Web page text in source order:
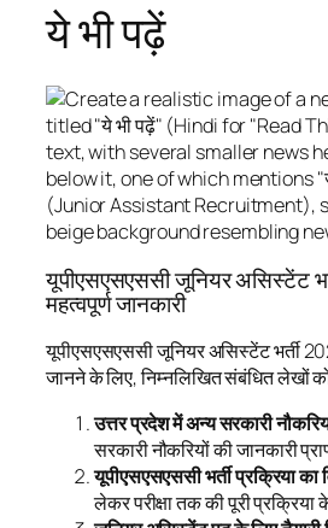
ये भी पढ़ें
यूपीएसएसएससी जूनियर असिस्टेंट
महत्वपूर्ण जानकारी
यूपीएसएसएससी जूनियर असिस्टेंट भर्ती
जानने के लिए, निम्नलिखित संबंधित लेखों
उत्तर प्रदेश में अन्य सरकारी
सरकारी नौकरियों की जानकारी
यूपीएसएसएससी भर्ती प्रक्रिया का
लेकर परीक्षा तक की पूरी प्रक्रिया